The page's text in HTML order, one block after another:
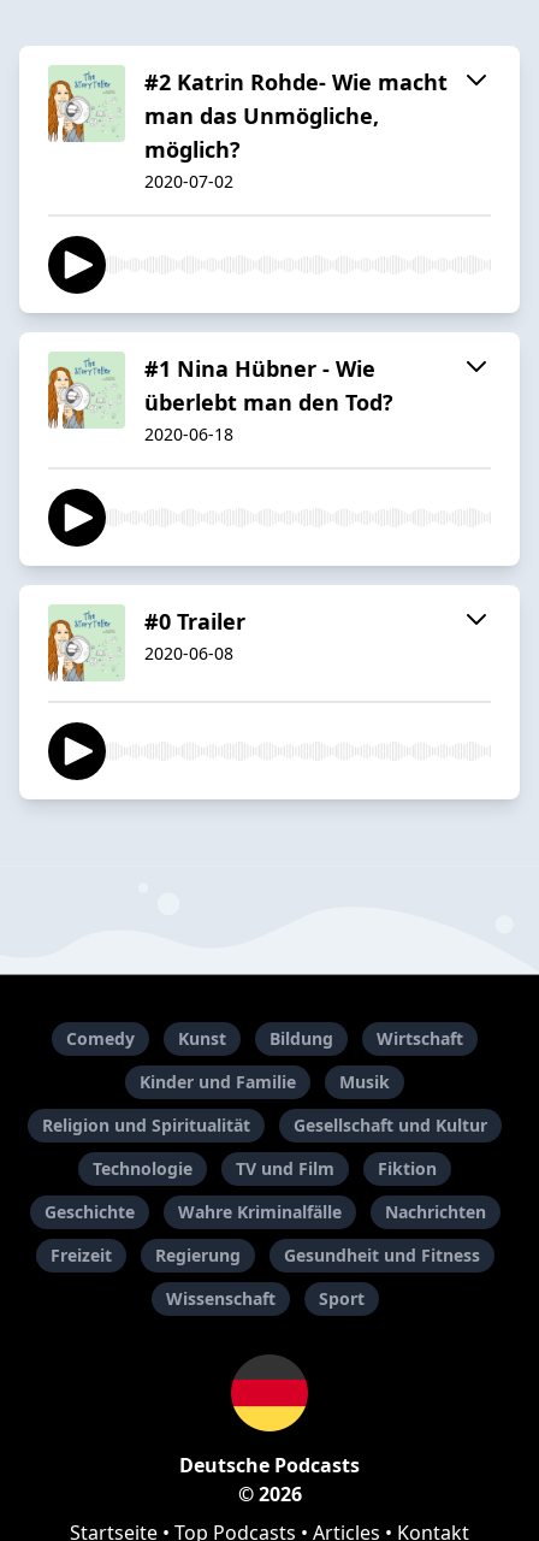
#2 Katrin Rohde- Wie macht
man das Unmögliche,
möglich?
2020-07-02
#1 Nina Hübner - Wie
überlebt man den Tod?
2020-06-18
#0 Trailer
2020-06-08
Comedy Kunst Bildung
Wirtschaft
Kinder und Familie
Musik
Religion und Spiritualität
Gesellschaft und Kultur
Technologie
TV und Film
Fiktion
Geschichte
Wahre Kriminalfälle
Nachrichten
Freizeit
Regierung
Gesundheit und Fitness
Wissenschaft
Sport
Deutsche Podcasts
© 2026
Startseite • Top Podcasts • Articles • Kontakt